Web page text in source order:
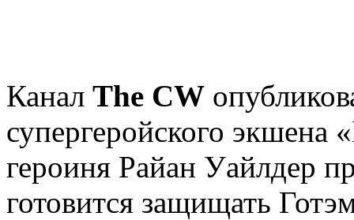
Канал The CW
супергеройского экшена
героиня Райан Уайлдер
готовится защищать